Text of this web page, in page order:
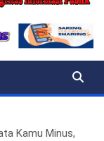
Kamu Minus,